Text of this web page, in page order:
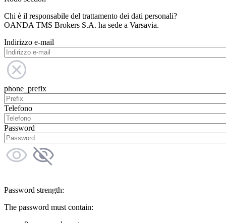
Chi è il responsabile del trattamento dei dati personali?
OANDA TMS Brokers S.A. ha sede a Varsavia.
Indirizzo e-mail
phone_prefix
Telefono
Password
Password strength:
The password must contain: